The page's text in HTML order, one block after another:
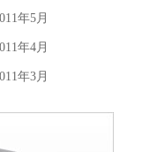
年5月
年4月
年3月